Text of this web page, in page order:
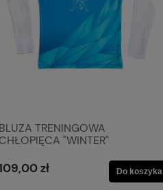
BLUZA TRENINGOWA
CHŁOPIĘCA "WINTER"
URBASIA
zł Do koszyka